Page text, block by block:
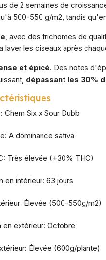
de 2 semaines de
500-550 g/m2, tandis
, avec des trichomes de
laver les ciseaux après
et épicé. Des notes
dépassant les 30%
Chem Six x Sour Dubb
A dominance sativa
Très élevée (+30% THC)
en intérieur: 63 jours
Élevée (500-550g/m2)
en extérieur: Octobre
Élevée (600g/plante)